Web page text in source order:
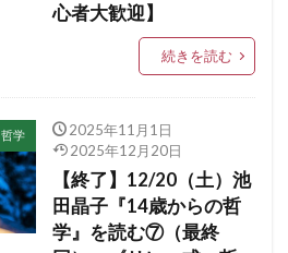
心者大歓迎】
続きを読む
哲学
2025年11月1日
2025年12月20日
【終了】12/20（土）池
田晶子『14歳からの哲
学』を読む⑦（最終